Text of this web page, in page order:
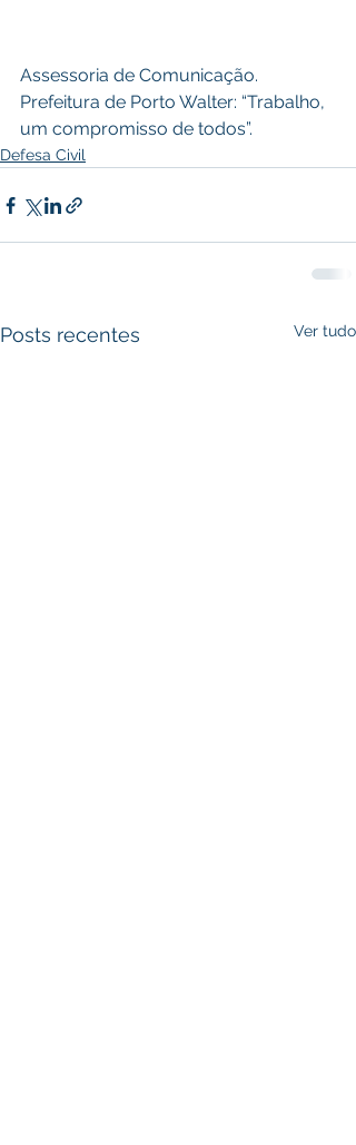
Assessoria de Comunicação.
Prefeitura de Porto Walter: “Trabalho,
um compromisso de todos”.
Defesa Civil
Posts recentes Ver tudo